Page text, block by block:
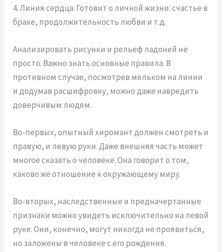
4. Линия сердца. Готовит о личной жизни: счастье в
браке, продолжительность любви и т.д.
Анализировать рисунки и рельеф ладоней не
просто. Важно знать основные правила. В
противном случае, посмотрев мельком на линии
и додумав расшифровку, можно даже навредить
доверчивым людям.
Во-первых, опытный хиромант должен смотреть и
правую, и левую руки. Даже внешняя часть может
многое сказать о человеке. Она говорит о том,
каково же отношение к окружающему миру.
Во-вторых, наследственные и предначертанные
признаки можно увидеть исключительно на левой
руке. Они, конечно, могут никогда не проявиться,
но заложены в человеке с его рождения.